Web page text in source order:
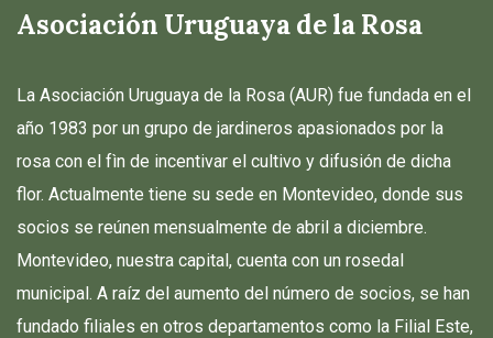
Asociación Uruguaya de la Rosa
La Asociación Uruguaya de la Rosa (AUR) fue fundada en el
año 1983 por un grupo de jardineros apasionados por la
rosa con el fìn de incentivar el cultivo y difusión de dicha
flor. Actualmente tiene su sede en Montevideo, donde sus
socios se reúnen mensualmente de abril a diciembre.
Montevideo, nuestra capital, cuenta con un rosedal
municipal. A raíz del aumento del número de socios, se han
fundado filiales en otros departamentos como la Filial Este,